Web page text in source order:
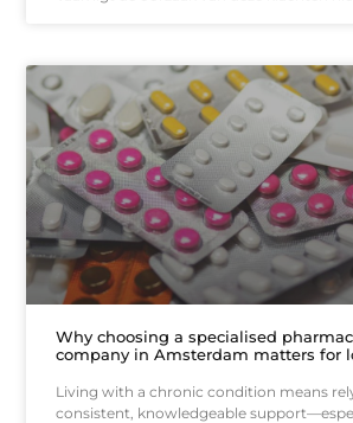
Why choosing a specialised
company in Amsterdam matters for
Living with a chronic condition means
consistent, knowledgeable